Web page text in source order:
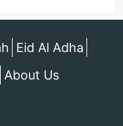
Eid Al Adha
About Us